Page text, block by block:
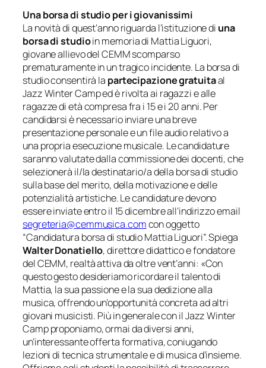
Una borsa di studio per i giovanissimi
La novità di quest’anno riguarda l’istituzione di una
borsa di studioin memoria di Mattia Liguori,
giovane allievo del CEMM scomparso
prematuramente in un tragico incidente. La borsa di
studio consentirà la partecipazione gratuitaal
Jazz Winter Camp ed è rivolta ai ragazzi e alle
ragazze di età compresa fra i 15 e i 20 anni. Per
candidarsi è necessario inviare una breve
presentazione personale e un file audio relativo a
una propria esecuzione musicale. Le candidature
saranno valutate dalla commissione dei docenti, che
selezionerà il/la destinatario/a della borsa di studio
sulla base del merito, della motivazione e delle
potenzialità artistiche. Le candidature devono
essere inviate entro il 15 dicembre all’indirizzo email
segreteria@cemmusica.comcon oggetto
“Candidatura borsa di studio Mattia Liguori”. Spiega
Walter Donatiello, direttore didattico e fondatore
del CEMM, realtà attiva da oltre vent’anni: «Con
questo gesto desideriamo ricordare il talento di
Mattia, la sua passione e la sua dedizione alla
musica, offrendo un’opportunità concreta ad altri
giovani musicisti. Più in generale con il Jazz Winter
Camp proponiamo, ormai da diversi anni,
un’interessante offerta formativa, coniugando
lezioni di tecnica strumentale e di musica d’insieme.